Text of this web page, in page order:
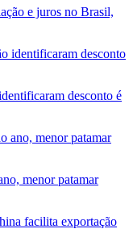
e juros no Brasil,
desconto é
menor patamar